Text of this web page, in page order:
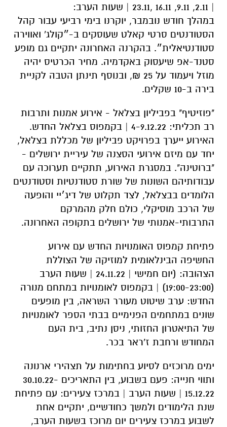
| 2.11, 9.11, 16.11 ,23.11 | שעות הערב:
במהלך חודש נובמבר, יוקרנו בימי רביעי עבור קהל
הסטודנטים סרטי קאלט שעוסקים ב-״קולג' ואווירה
סטודנטיאלית״. בהקרנה האחרונה יתקיים גם מופע
סטנד-אפ שיעסוק באקדמיה. מחיר הכרטיס יהיה
מוזל ויעמוד על 25 ₪, ובנוסף תינתן הטבה לקניית
בירה ב-10 שקלים.
"פוזיטיף" בפביליון בצלאל - אירוע אמנות ותרבות
רב תכליתי: 4-9.12.22 | בקמפוס בצלאל החדש.
האירוע ייערך בפרויקט פביליון של מכללת בצלאל,
יחד עם מיזם אירועי הסצנה של עיריית ירושלים -
"ברוטינה". במסגרת האירוע, תתקיים תערוכה עם
עבודותיהם השונות של שורת סטודנטיות וסטודנטים
הלומדים בבצלאל, לצד תקלוט של דיג׳יי והופעה
של הרכב מוסיקלי, כולם חלק מהמרקם
התרבותי-אמנותי של ירושלים בתקופה האחרונה.
פתיחת קמפוס האומנויות החדש עם אירוע
החשיפה הבינלאומית למוזיקה של הצוללת
הצהובה: (יום חמישי | 24.11.22 | שעות הערב
(19:00-23:00) | בקמפוס לאומנויות במתחם מנורה
החדש: ערב שיטוט מעורר השראה, בין מופעים
שונים במתחמים הפנימיים בבתי הספר לאומנויות
של התיאטרון החזותי, ניסן נתיב, בית העם
המחודש ורחבת ז'ראר בכר.
ימים מרוכזים לסיוע בחתימות על תצהירי ארנונה
ותווי חנייה: פעם בשבוע, בין התאריכים 30.10.22-
15.12.22 | שעות הערב | במרכז צעירים: עם פתיחת
שנת הלימודים ולמשך כחודשיים, יתקיים אחת
לשבוע במרכז צעירים יום מרוכז בשעות הערב,